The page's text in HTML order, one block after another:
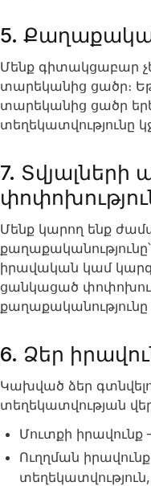
5.
Մենք գիտակցաբար
տարեկանից ցածր։
տարեկանից ցածր
տեղեկատվությունը
7.
Մենք կարող ենք
իրավական կամ
ցանկացած
6. Ձեր
Կախված ձեր
տեղեկատվության
Մուտքի իրավունք
Ուղղման